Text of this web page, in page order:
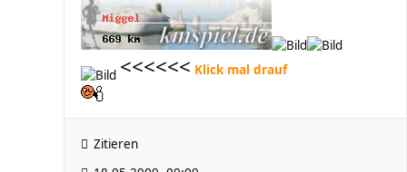
<<<<<< Klick mal drauf
Zitieren